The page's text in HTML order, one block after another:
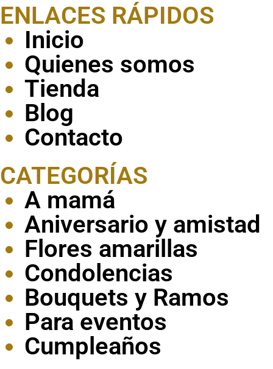
ENLACES RÁPIDOS
Inicio
Quienes somos
Tienda
Blog
Contacto
CATEGORÍAS
A mamá
Aniversario y amistad
Flores amarillas
Condolencias
Bouquets y Ramos
Para eventos
Cumpleaños